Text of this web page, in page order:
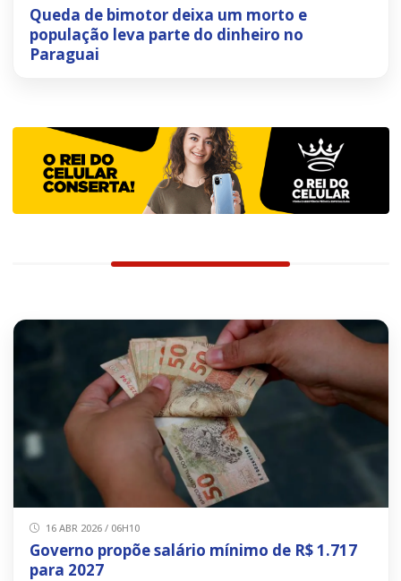
Queda de bimotor deixa um morto e
população leva parte do dinheiro no
Paraguai
16 ABR 2026 / 06H10
Governo propõe salário mínimo de R$ 1.717
para 2027